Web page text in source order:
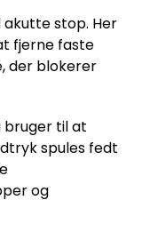
stop. Her
fjerne faste
der blokerer
bruger til at
spules fedt
og